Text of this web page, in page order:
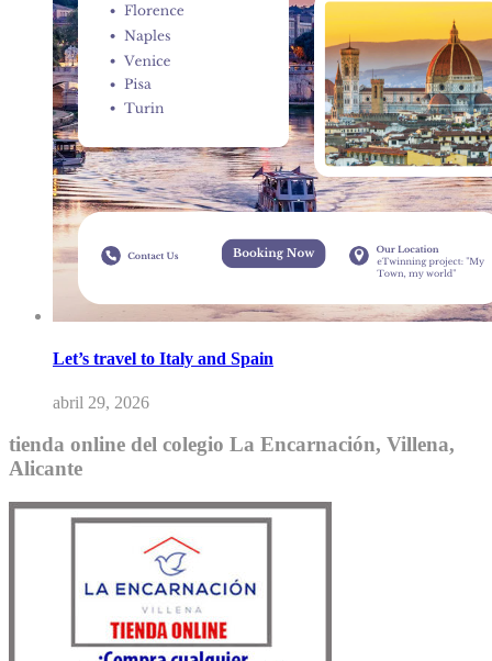
Let’s travel to Italy and Spain
abril 29, 2026
tienda online del colegio La Encarnación, Villena,
Alicante